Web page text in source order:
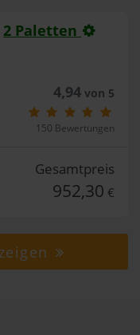
2 Paletten
4,94von 5
150 Bewertungen
Gesamtpreis
952,30 €